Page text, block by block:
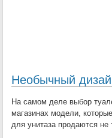
Необычный
На самом деле выбор
магазинах модели,
для унитаза продаются не